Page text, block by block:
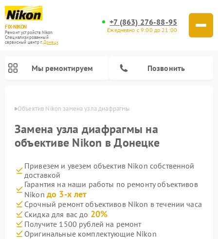
FIX-NIKON
Ремонт устройств Nikon
Специализированный
cервисный центр г.Донецк
+7 (863) 276-88-95
Ежедневно с 9:00 до 21:00
Мы ремонтируем Позвонить
Объектив Nikon замена узла диафрагмы
Замена узла диафрагмы на
объективе Nikon в Донецке
Привезем и увезем объектив Nikon собственной
доставкой
Гарантия на наши работы по ремонту объективов
Nikon до 3-х лет
Срочный ремонт объективов Nikon в течении часа
Скидка для вас до 20%
Получите 1500 рублей на ремонт
Оригинальные комплектующие Nikon